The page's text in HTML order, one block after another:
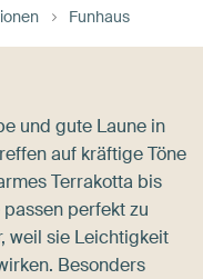
Funhaus
und gute Laune in
auf kräftige Töne
Terrakotta bis
perfekt zu
weil sie Leichtigkeit
Besonders